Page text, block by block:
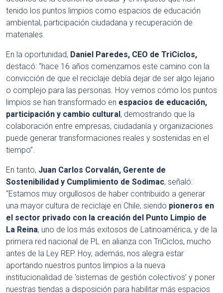
tenido los puntos limpios como espacios de educación
ambiental, participación ciudadana y recuperación de
materiales.
En la oportunidad, Daniel Paredes, CEO de TriCiclos,
destacó: “hace 16 años comenzamos este camino con la
convicción de que el reciclaje debía dejar de ser algo lejano
o complejo para las personas. Hoy vemos cómo los puntos
limpios se han transformado en espacios de educación,
participación y cambio cultural, demostrando que la
colaboración entre empresas, ciudadanía y organizaciones
puede generar transformaciones reales y sostenidas en el
tiempo”.
En tanto, Juan Carlos Corvalán, Gerente de
Sostenibilidad y Cumplimiento de Sodimac, señaló:
“Estamos muy orgullosos de haber contribuido a generar
una mayor cultura de reciclaje en Chile, siendo pioneros en
el sector privado con la creación del Punto Limpio de
La Reina, uno de los más exitosos de Latinoamérica, y de la
primera red nacional de PL en alianza con TriCiclos, mucho
antes de la Ley REP. Hoy, además, nos alegra estar
aportando nuestros puntos limpios a la nueva
institucionalidad de ‘sistemas de gestión colectivos’ y poner
nuestras tiendas a disposición para habilitar más espacios